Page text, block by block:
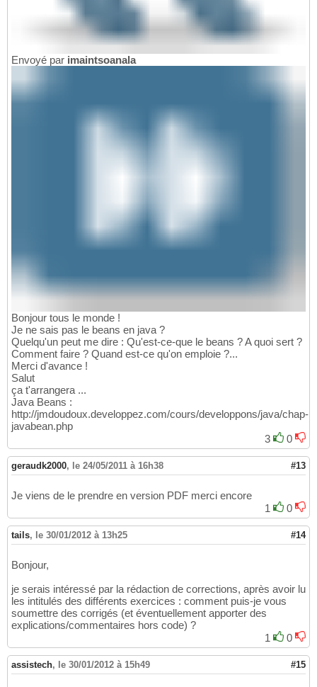
Envoyé par imaintsoanala
Bonjour tous le monde !
Je ne sais pas le beans en java ?
Quelqu'un peut me dire : Qu'est-ce-que le beans ? A quoi sert ?
Comment faire ? Quand est-ce qu'on emploie ?...
Merci d'avance !
Salut
ça t'arrangera ...
Java Beans :
http://jmdoudoux.developpez.com/cours/developpons/java/chap-
javabean.php
3
0
geraudk2000, le 24/05/2011 à 16h38 #13
Je viens de le prendre en version PDF merci encore
1
0
tails, le 30/01/2012 à 13h25 #14
Bonjour,
je serais intéressé par la rédaction de corrections, après avoir lu
les intitulés des différents exercices : comment puis-je vous
soumettre des corrigés (et éventuellement apporter des
explications/commentaires hors code) ?
1
0
assistech, le 30/01/2012 à 15h49 #15